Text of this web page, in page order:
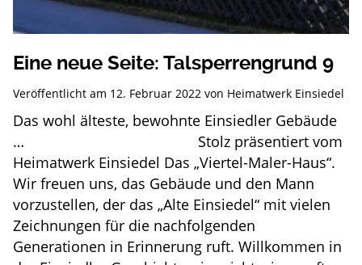
Eine neue Seite: Talsperrengrund 9
Veröffentlicht am 12. Februar 2022 von Heimatwerk Einsiedel
Das wohl älteste, bewohnte Einsiedler Gebäude
… Stolz präsentiert vom
Heimatwerk Einsiedel Das „Viertel-Maler-Haus“.
Wir freuen uns, das Gebäude und den Mann
vorzustellen, der das „Alte Einsiedel“ mit vielen
Zeichnungen für die nachfolgenden
Generationen in Erinnerung ruft. Willkommen in